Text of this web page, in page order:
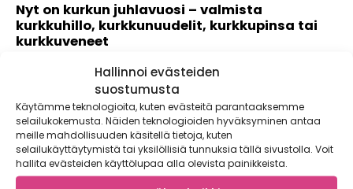
Hallinnoi evästeiden
suostumusta
Käytämme teknologioita, kuten evästeitä parantaaksemme
selailukokemusta. Näiden teknologioiden hyväksyminen antaa
meille mahdollisuuden käsitellä tietoja, kuten
selailukäyttäytymistä tai yksilöllisiä tunnuksia tällä sivustolla. Voit
hallita evästeiden käyttölupaa alla olevista painikkeista.
Nyt on kurkun juhlavuosi – valmista
kurkkuhillo, kurkkunuudelit, kurkkupinsa tai
kurkkuveneet
Kaupallinen yhteistyö Puhtaasti Kotimainen Kotimainen
kurkku on yksi suomalaisten useimmin ostoskoriinsa